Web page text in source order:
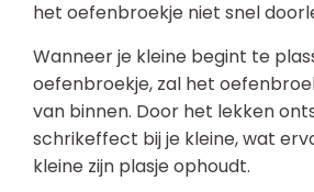
het oefenbroekje niet snel
Wanneer je kleine begint te
oefenbroekje, zal het
van binnen. Door het lekken
schrikeffect bij je kleine, wat
kleine zijn plasje ophoudt.